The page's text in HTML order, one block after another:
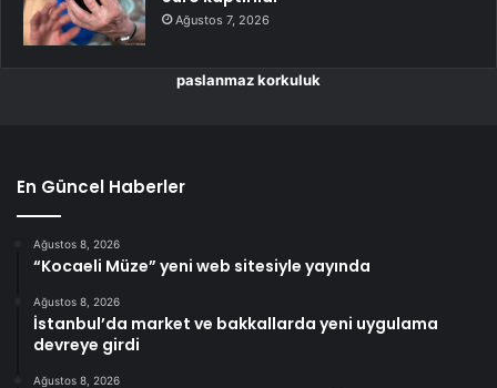
Ağustos 7, 2026
paslanmaz korkuluk
En Güncel Haberler
Ağustos 8, 2026
“Kocaeli Müze” yeni web sitesiyle yayında
Ağustos 8, 2026
İstanbul’da market ve bakkallarda yeni uygulama
devreye girdi
Ağustos 8, 2026